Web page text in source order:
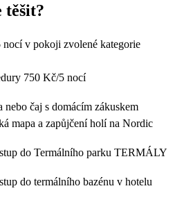
těšit?
v pokoji zvolené kategorie
750 Kč/5 nocí
nebo čaj s domácím zákuskem
mapa a zapůjčení holí na Nordic
do Termálního parku TERMÁLY
do termálního bazénu v hotelu